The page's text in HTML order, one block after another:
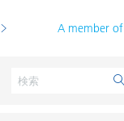
A member of